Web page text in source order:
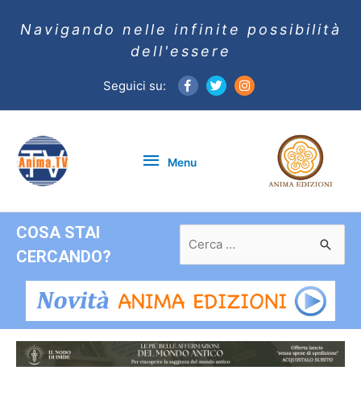
Navigando nelle infinite possibilità
dell'essere
Seguici su:
Menu
COSA STAI
CERCANDO?
per: